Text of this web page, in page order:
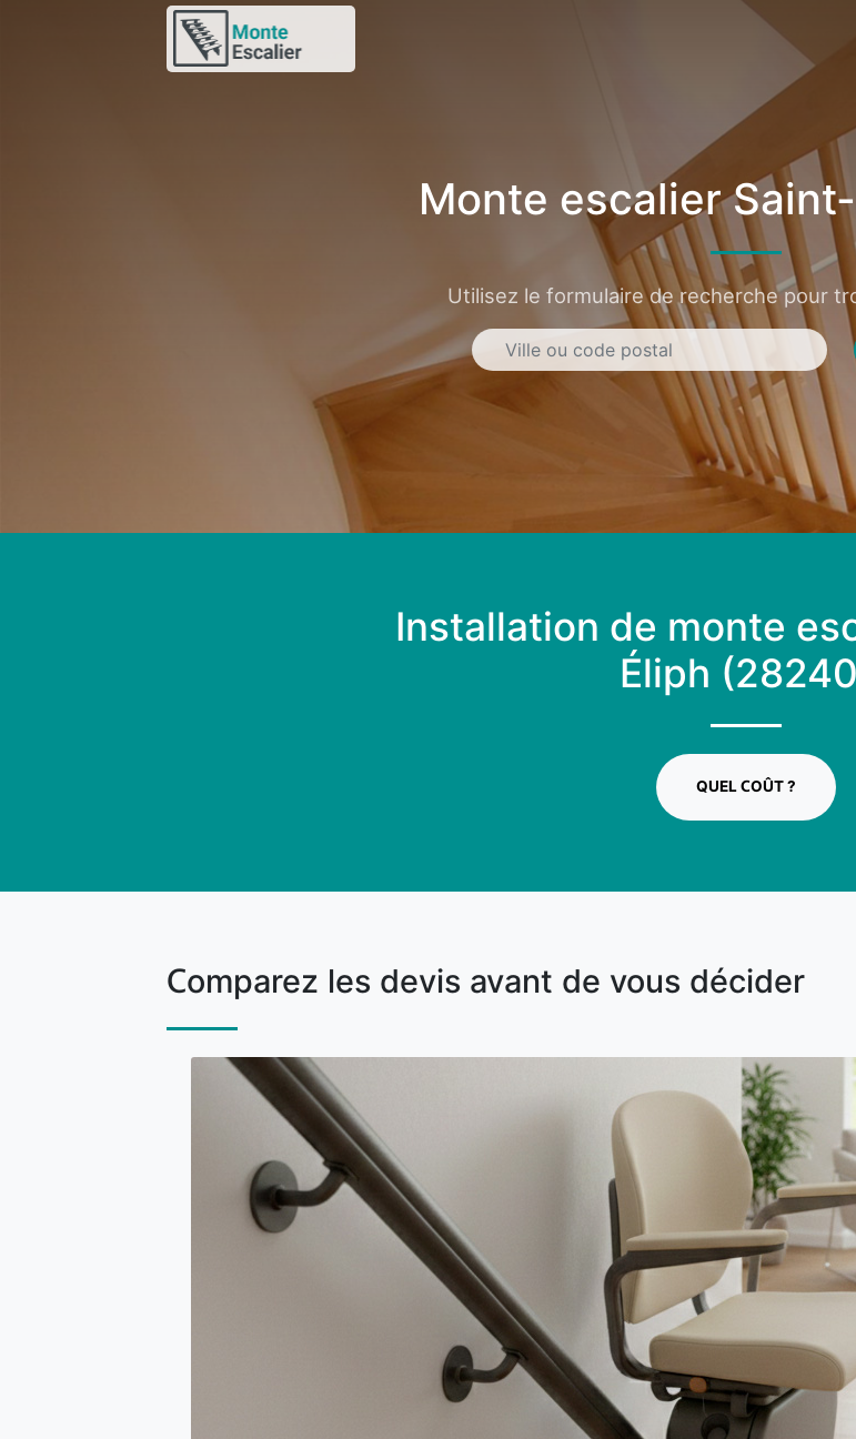
Monte escalier
Utilisez le formulaire de recherche pour
Installation de monte
Éliph
QUEL COÛT ?
Comparez les devis avant de vous décider